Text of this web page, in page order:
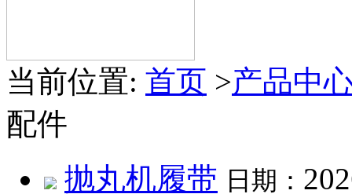
当前位置: 首页 >产品中
配件
抛丸机履带 日期：